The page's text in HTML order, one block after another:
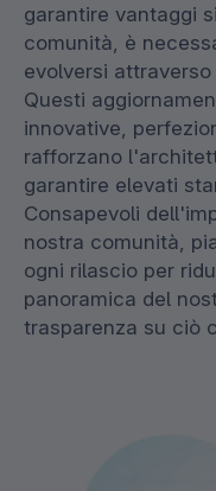
garantire vantaggi
comunità, è
evolversi
Questi
innovative,
rafforzano
garantire elevati
Consapevoli
nostra comunità,
ogni rilascio per
panoramica del
trasparenza su ciò